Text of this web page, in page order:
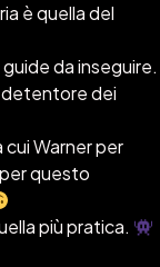
è quella del
da inseguire.
dei
cui Warner per
questo
più pratica.